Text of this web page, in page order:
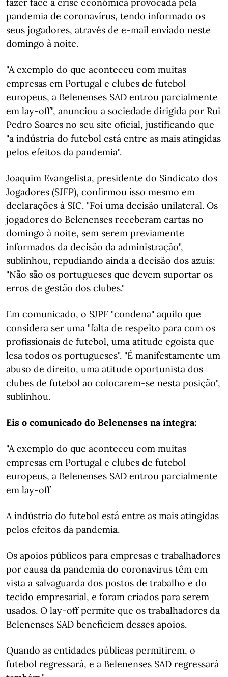
pandemia de coronavírus, tendo informado os
seus jogadores, através de e-mail enviado neste
domingo à noite.
"A exemplo do que aconteceu com muitas
empresas em Portugal e clubes de futebol
europeus, a Belenenses SAD entrou parcialmente
em lay-off", anunciou a sociedade dirigida por Rui
Pedro Soares no seu site oficial, justificando que
"a indústria do futebol está entre as mais atingidas
pelos efeitos da pandemia".
Joaquim Evangelista, presidente do Sindicato dos
Jogadores (SJFP), confirmou isso mesmo em
declarações à SIC. "Foi uma decisão unilateral. Os
jogadores do Belenenses receberam cartas no
domingo à noite, sem serem previamente
informados da decisão da administração",
sublinhou, repudiando ainda a decisão dos azuis:
"Não são os portugueses que devem suportar os
erros de gestão dos clubes."
Em comunicado, o SJPF "condena" aquilo que
considera ser uma "falta de respeito para com os
profissionais de futebol, uma atitude egoísta que
lesa todos os portugueses". "É manifestamente um
abuso de direito, uma atitude oportunista dos
clubes de futebol ao colocarem-se nesta posição",
sublinhou.
Eis o comunicado do Belenenses na íntegra:
"A exemplo do que aconteceu com muitas
empresas em Portugal e clubes de futebol
europeus, a Belenenses SAD entrou parcialmente
em lay-off
A indústria do futebol está entre as mais atingidas
pelos efeitos da pandemia.
Os apoios públicos para empresas e trabalhadores
por causa da pandemia do coronavírus têm em
vista a salvaguarda dos postos de trabalho e do
tecido empresarial, e foram criados para serem
usados. O lay-off permite que os trabalhadores da
Belenenses SAD beneficiem desses apoios.
Quando as entidades públicas permitirem, o
futebol regressará, e a Belenenses SAD regressará